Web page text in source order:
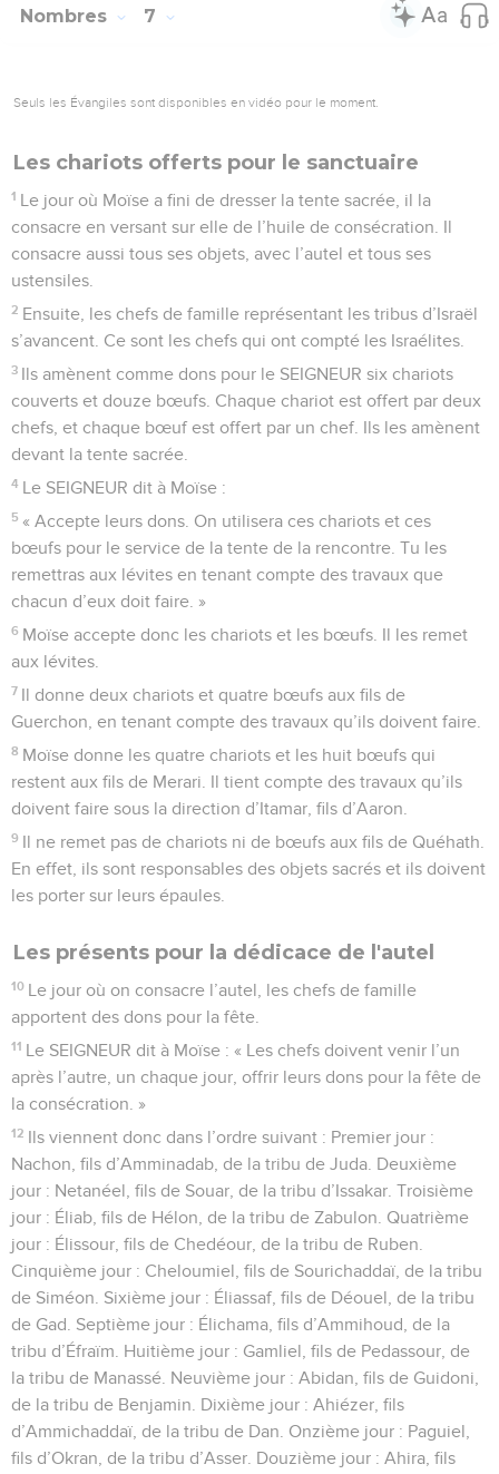
Nombres 7
Seuls les Évangiles sont disponibles en vidéo pour le moment.
Les chariots offerts pour le sanctuaire
1 Le jour où Moïse a fini de dresser la tente sacrée, il la
consacre en versant sur elle de l’huile de consécration. Il
consacre aussi tous ses objets, avec l’autel et tous ses
ustensiles.
2 Ensuite, les chefs de famille représentant les tribus d’Israël
s’avancent. Ce sont les chefs qui ont compté les Israélites.
3 Ils amènent comme dons pour le SEIGNEUR six chariots
couverts et douze bœufs. Chaque chariot est offert par deux
chefs, et chaque bœuf est offert par un chef. Ils les amènent
devant la tente sacrée.
4 Le SEIGNEUR dit à Moïse :
5 « Accepte leurs dons. On utilisera ces chariots et ces
bœufs pour le service de la tente de la rencontre. Tu les
remettras aux lévites en tenant compte des travaux que
chacun d’eux doit faire. »
6 Moïse accepte donc les chariots et les bœufs. Il les remet
aux lévites.
7 Il donne deux chariots et quatre bœufs aux fils de
Guerchon, en tenant compte des travaux qu’ils doivent faire.
8 Moïse donne les quatre chariots et les huit bœufs qui
restent aux fils de Merari. Il tient compte des travaux qu’ils
doivent faire sous la direction d’Itamar, fils d’Aaron.
9 Il ne remet pas de chariots ni de bœufs aux fils de Quéhath.
En effet, ils sont responsables des objets sacrés et ils doivent
les porter sur leurs épaules.
Les présents pour la dédicace de l'autel
10 Le jour où on consacre l’autel, les chefs de famille
apportent des dons pour la fête.
11 Le SEIGNEUR dit à Moïse : « Les chefs doivent venir l’un
après l’autre, un chaque jour, offrir leurs dons pour la fête de
la consécration. »
12 Ils viennent donc dans l’ordre suivant : Premier jour :
Nachon, fils d’Amminadab, de la tribu de Juda. Deuxième
jour : Netanéel, fils de Souar, de la tribu d’Issakar. Troisième
jour : Éliab, fils de Hélon, de la tribu de Zabulon. Quatrième
jour : Élissour, fils de Chedéour, de la tribu de Ruben.
Cinquième jour : Cheloumiel, fils de Sourichaddaï, de la tribu
de Siméon. Sixième jour : Éliassaf, fils de Déouel, de la tribu
de Gad. Septième jour : Élichama, fils d’Ammihoud, de la
tribu d’Éfraïm. Huitième jour : Gamliel, fils de Pedassour, de
la tribu de Manassé. Neuvième jour : Abidan, fils de Guidoni,
de la tribu de Benjamin. Dixième jour : Ahiézer, fils
d’Ammichaddaï, de la tribu de Dan. Onzième jour : Paguiel,
fils d’Okran, de la tribu d’Asser. Douzième jour : Ahira, fils